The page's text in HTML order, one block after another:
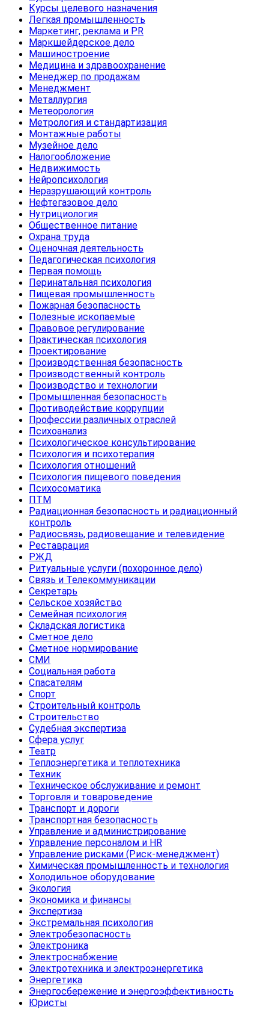
Курсы целевого назначения
Легкая промышленность
Маркетинг, реклама и PR
Маркшейдерское дело
Машиностроение
Медицина и здравоохранение
Менеджер по продажам
Менеджмент
Металлургия
Метеорология
Метрология и стандартизация
Монтажные работы
Музейное дело
Налогообложение
Недвижимость
Нейропсихология
Неразрушающий контроль
Нефтегазовое дело
Нутрициология
Общественное питание
Охрана труда
Оценочная деятельность
Педагогическая психология
Первая помощь
Перинатальная психология
Пищевая промышленность
Пожарная безопасность
Полезные ископаемые
Правовое регулирование
Практическая психология
Проектирование
Производственная безопасность
Производственный контроль
Производство и технологии
Промышленная безопасность
Противодействие коррупции
Профессии различных отраслей
Психоанализ
Психологическое консультирование
Психология и психотерапия
Психология отношений
Психология пищевого поведения
Психосоматика
ПТМ
Радиационная безопасность и радиационный
контроль
Радиосвязь, радиовещание и телевидение
Реставрация
РЖД
Ритуальные услуги (похоронное дело)
Связь и Телекоммуникации
Секретарь
Сельское хозяйство
Семейная психология
Складская логистика
Сметное дело
Сметное нормирование
СМИ
Социальная работа
Спасателям
Спорт
Строительный контроль
Строительство
Судебная экспертиза
Сфера услуг
Театр
Теплоэнергетика и теплотехника
Техник
Техническое обслуживание и ремонт
Торговля и товароведение
Транспорт и дороги
Транспортная безопасность
Управление и администрирование
Управление персоналом и HR
Управление рисками (Риск-менеджмент)
Химическая промышленность и технология
Холодильное оборудование
Экология
Экономика и финансы
Экспертиза
Экстремальная психология
Электробезопасность
Электроника
Электроснабжение
Электротехника и электроэнергетика
Энергетика
Энергосбережение и энергоэффективность
Юристы